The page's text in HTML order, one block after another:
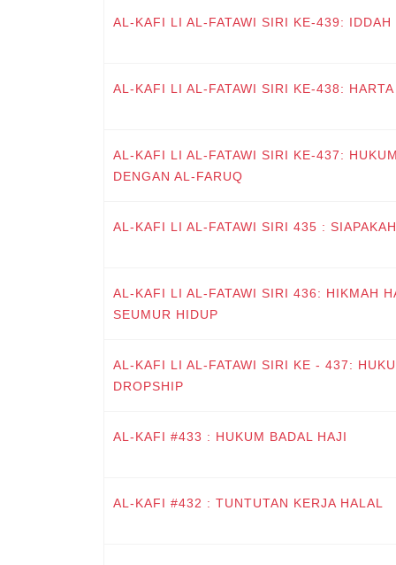
AL-KAFI LI AL-FATAWI SIRI KE-439: IDDAH
AL-KAFI LI AL-FATAWI SIRI KE-438:
AL-KAFI LI AL-FATAWI SIRI KE-437:
DENGAN AL-FARUQ
AL-KAFI LI AL-FATAWI SIRI 435 :
AL-KAFI LI AL-FATAWI SIRI 436: HIKMAH
SEUMUR HIDUP
AL-KAFI LI AL-FATAWI SIRI KE - 437:
DROPSHIP
AL-KAFI #433 : HUKUM BADAL HAJI
AL-KAFI #432 : TUNTUTAN KERJA HALAL